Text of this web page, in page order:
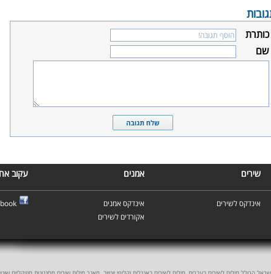
כותרת
שם
שירים אמנים עקוב
אינדקס לשירים
אינדקס אמנים
אקורדים לשירים